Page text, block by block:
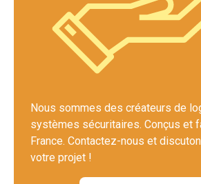
Nous sommes des créateurs de
systèmes sécuritaires. Conçus et
France. Contactez-nous et
votre projet !